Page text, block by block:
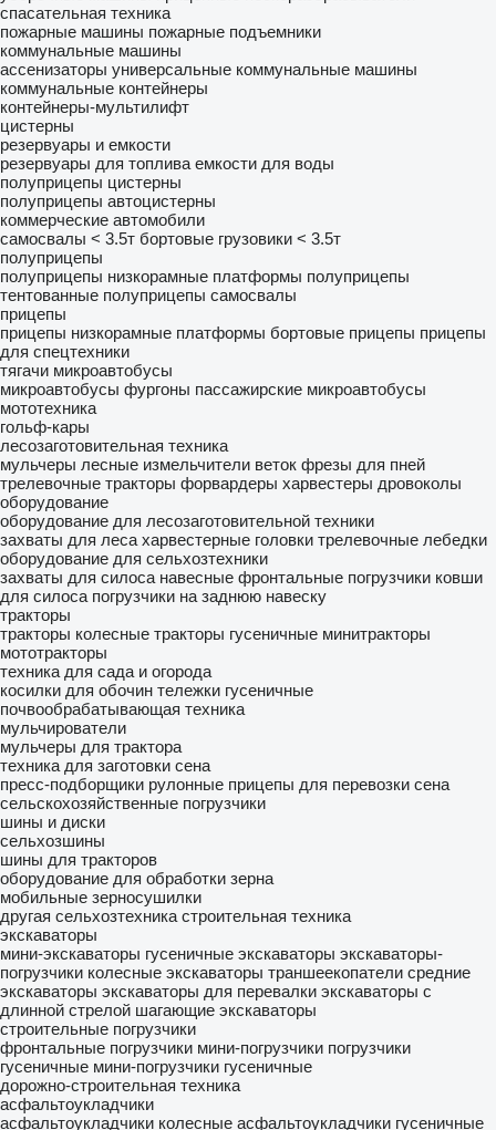
спасательная техника
пожарные машины пожарные подъемники
коммунальные машины
ассенизаторы универсальные коммунальные машины
коммунальные контейнеры
контейнеры-мультилифт
цистерны
резервуары и емкости
резервуары для топлива емкости для воды
полуприцепы цистерны
полуприцепы автоцистерны
коммерческие автомобили
самосвалы < 3.5т бортовые грузовики < 3.5т
полуприцепы
полуприцепы низкорамные платформы полуприцепы
тентованные полуприцепы самосвалы
прицепы
прицепы низкорамные платформы бортовые прицепы прицепы
для спецтехники
тягачи микроавтобусы
микроавтобусы фургоны пассажирские микроавтобусы
мототехника
гольф-кары
лесозаготовительная техника
мульчеры лесные измельчители веток фрезы для пней
трелевочные тракторы форвардеры харвестеры дровоколы
оборудование
оборудование для лесозаготовительной техники
захваты для леса харвестерные головки трелевочные лебедки
оборудование для сельхозтехники
захваты для силоса навесные фронтальные погрузчики ковши
для силоса погрузчики на заднюю навеску
тракторы
тракторы колесные тракторы гусеничные минитракторы
мототракторы
техника для сада и огорода
косилки для обочин тележки гусеничные
почвообрабатывающая техника
мульчирователи
мульчеры для трактора
техника для заготовки сена
пресс-подборщики рулонные прицепы для перевозки сена
сельскохозяйственные погрузчики
шины и диски
сельхозшины
шины для тракторов
оборудование для обработки зерна
мобильные зерносушилки
другая сельхозтехника строительная техника
экскаваторы
мини-экскаваторы гусеничные экскаваторы экскаваторы-
погрузчики колесные экскаваторы траншеекопатели средние
экскаваторы экскаваторы для перевалки экскаваторы с
длинной стрелой шагающие экскаваторы
строительные погрузчики
фронтальные погрузчики мини-погрузчики погрузчики
гусеничные мини-погрузчики гусеничные
дорожно-строительная техника
асфальтоукладчики
асфальтоукладчики колесные асфальтоукладчики гусеничные